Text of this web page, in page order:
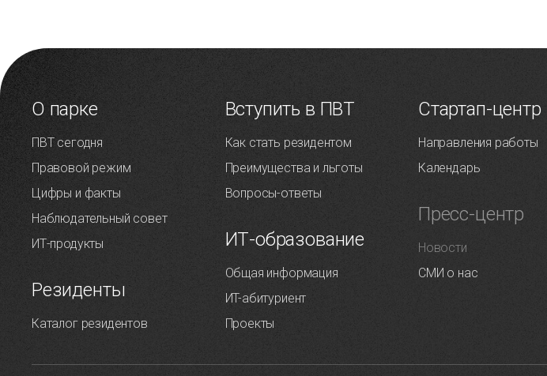
О парке
ПВТ сегодня
Правовой режим
Цифры и факты
Наблюдательный совет
ИТ-продукты
Резиденты
Каталог резидентов
Вступить в ПВТ
Как стать резидентом
Преимущества и льготы
Вопросы-ответы
ИТ-образование
Общая информация
ИT-абитуриент
Проекты
Стартап-центр
Направления работы
Календарь
Пресс-центр
Новости
СМИ о нас